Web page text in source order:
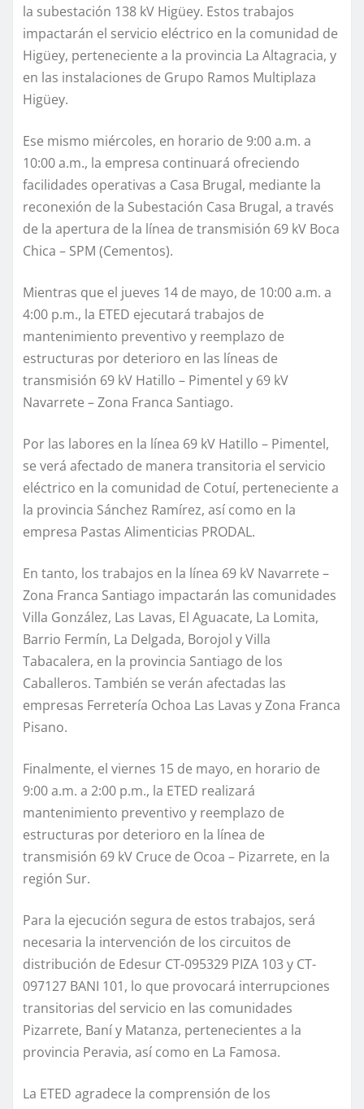
la subestación 138 kV Higüey. Estos trabajos
impactarán el servicio eléctrico en la comunidad de
Higüey, perteneciente a la provincia La Altagracia, y
en las instalaciones de Grupo Ramos Multiplaza
Higüey.
Ese mismo miércoles, en horario de 9:00 a.m. a
10:00 a.m., la empresa continuará ofreciendo
facilidades operativas a Casa Brugal, mediante la
reconexión de la Subestación Casa Brugal, a través
de la apertura de la línea de transmisión 69 kV Boca
Chica – SPM (Cementos).
Mientras que el jueves 14 de mayo, de 10:00 a.m. a
4:00 p.m., la ETED ejecutará trabajos de
mantenimiento preventivo y reemplazo de
estructuras por deterioro en las líneas de
transmisión 69 kV Hatillo – Pimentel y 69 kV
Navarrete – Zona Franca Santiago.
Por las labores en la línea 69 kV Hatillo – Pimentel,
se verá afectado de manera transitoria el servicio
eléctrico en la comunidad de Cotuí, perteneciente a
la provincia Sánchez Ramírez, así como en la
empresa Pastas Alimenticias PRODAL.
En tanto, los trabajos en la línea 69 kV Navarrete –
Zona Franca Santiago impactarán las comunidades
Villa González, Las Lavas, El Aguacate, La Lomita,
Barrio Fermín, La Delgada, Borojol y Villa
Tabacalera, en la provincia Santiago de los
Caballeros. También se verán afectadas las
empresas Ferretería Ochoa Las Lavas y Zona Franca
Pisano.
Finalmente, el viernes 15 de mayo, en horario de
9:00 a.m. a 2:00 p.m., la ETED realizará
mantenimiento preventivo y reemplazo de
estructuras por deterioro en la línea de
transmisión 69 kV Cruce de Ocoa – Pizarrete, en la
región Sur.
Para la ejecución segura de estos trabajos, será
necesaria la intervención de los circuitos de
distribución de Edesur CT-095329 PIZA 103 y CT-
097127 BANI 101, lo que provocará interrupciones
transitorias del servicio en las comunidades
Pizarrete, Baní y Matanza, pertenecientes a la
provincia Peravia, así como en La Famosa.
La ETED agradece la comprensión de los